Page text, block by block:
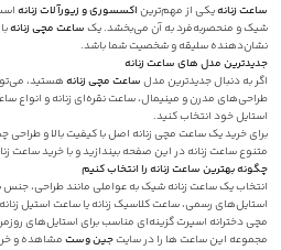
ساعت زنانهیکی از مهم‌تریناکسسوری‌ و زیورآلات زنانه
شیک و منحصربه‌فرد به آن می‌بخشد. یکساعت مچی زنانه
نشان‌دهنده سلیقه و شخصیت شما باشد.
جدیدترین مدل‌ های ساعت زنانه
اگر به دنبال جدیدترین مدلساعت مچی زنانههستید،
طراحی‌های مدرن و مینیمال، ساعت نقره‌ای زنانه و انواع
استایل خود انتخاب کنید.
برای خرید یک ساعت مچی زنانه اصل با کیفیت بالا و
متنوع ساعت‌ زنانه در این صفحه بیندازید و با خرید ساعت
چگونه بهترین ساعت زنانه را انتخاب کنیم
انتخاب یک ساعت زنانه شیک به عواملی مانند طراحی، جنس
استایل‌های رسمی، ساعت کلاسیک زنانه یا ساعت استیل
مچی دخترانه اسپرت گزینه‌ای مناسب برای استایل‌های
مجموعه این ساعت ها را در سایتجین وستمشاهده و